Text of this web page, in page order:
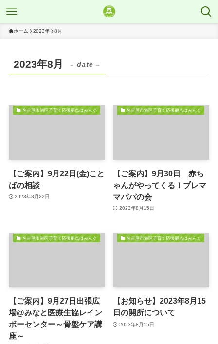
ホーム 2023年 8月
2023年8月 – date –
名古屋市港区子育て応援拠点はみんぐ
【ご案内】9月22日(金)こと
ばの相談
2023年8月22日
名古屋市港区子育て応援拠点はみんぐ
【ご案内】9月30日 赤ち
ゃんがやってくる！プレマ
マパパの会
2023年8月15日
名古屋市港区子育て応援拠点はみんぐ
【ご案内】9月27日出張広
場@みなと医療生協レイン
ボーセンター～骨盤ケア講
座～
名古屋市港区子育て応援拠点はみんぐ
【お知らせ】2023年8月15
日の開所について
2023年8月15日